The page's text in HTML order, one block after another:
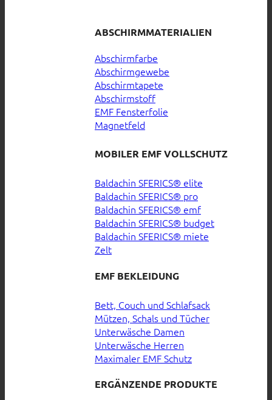
ABSCHIRMMATERIALIEN
Abschirmfarbe
Abschirmgewebe
Abschirmtapete
Abschirmstoff
EMF Fensterfolie
Magnetfeld
MOBILER EMF VOLLSCHUTZ
Baldachin SFERICS® elite
Baldachin SFERICS® pro
Baldachin SFERICS® emf
Baldachin SFERICS® budget
Baldachin SFERICS® miete
Zelt
EMF BEKLEIDUNG
Bett, Couch und Schlafsack
Mützen, Schals und Tücher
Unterwäsche Damen
Unterwäsche Herren
Maximaler EMF Schutz
ERGÄNZENDE PRODUKTE